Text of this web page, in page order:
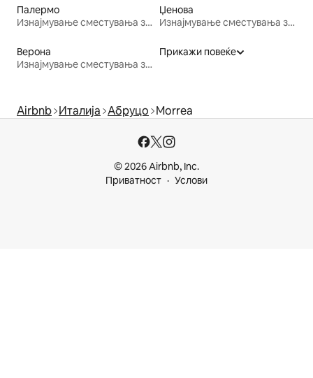
Палермо
Изнајмување сместувања за одмор
Џенова
Изнајмување сместувања за одмор
Верона
Изнајмување сместувања за одмор
Прикажи повеќе
Airbnb Италија Абруцо Morrea
© 2026 Airbnb, Inc.
Приватност
Услови